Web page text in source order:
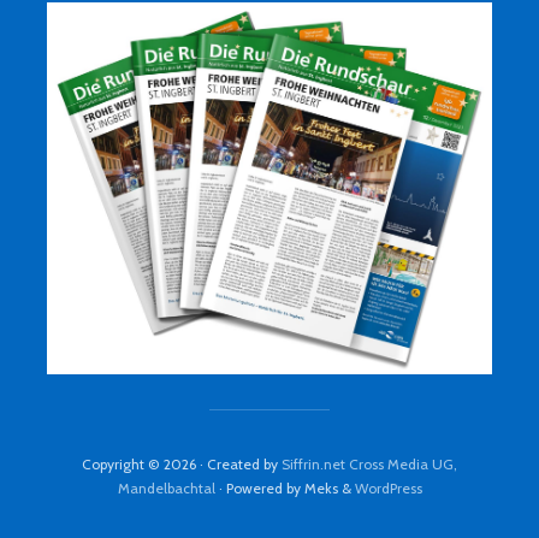
Copyright © 2026 · Created by Siffrin.net Cross Media UG,
Mandelbachtal· Powered by Meks & WordPress